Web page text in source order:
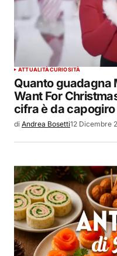
ATTUALITÀCURIOSITÀ
Quanto guadagna
Want For
cifra è da capogiro
di Andrea Bosetti12 Dicembre